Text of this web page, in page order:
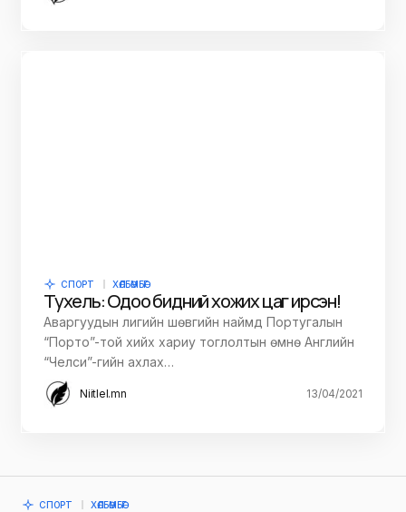
СПОРТ ХӨЛБӨМБӨГ
Тухель: Одоо бидний хожих цаг ирсэн!
Аваргуудын лигийн шөвгийн наймд Португалын
“Порто”-той хийх хариу тоглолтын өмнө Английн
“Челси”-гийн ахлах…
Niitlel.mn 13/04/2021
СПОРТ ХӨЛБӨМБӨГ